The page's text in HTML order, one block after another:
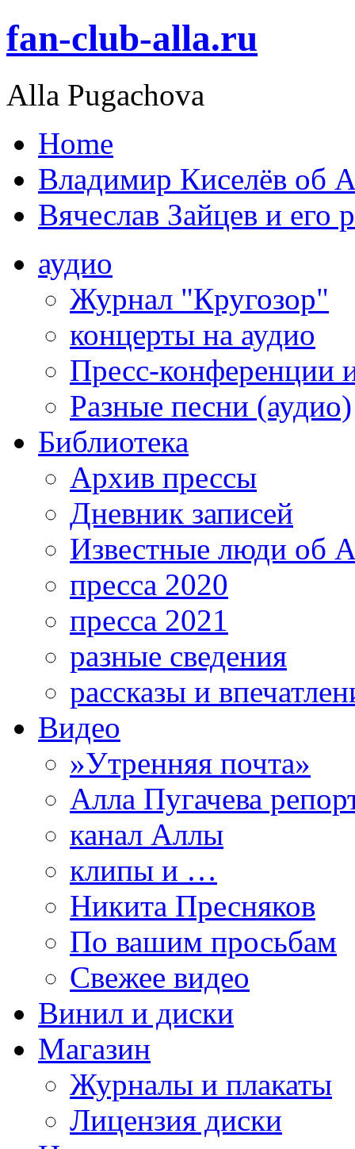
fan-club-alla.ru
Alla Pugachova
Home
Владимир Киселёв об
Вячеслав Зайцев и его
аудио
Журнал "Кругозор"
концерты на аудио
Пресс-конференции
Разные песни (аудио)
Библиотека
Архив прессы
Дневник записей
Известные люди об
пресса 2020
пресса 2021
разные сведения
рассказы и
Видео
»Утренняя почта»
Алла Пугачева
канал Аллы
клипы и …
Никита Пресняков
По вашим просьбам
Свежее видео
Винил и диски
Магазин
Журналы и плакаты
Лицензия диски